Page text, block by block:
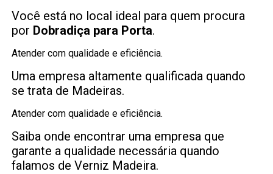
Você está no local ideal para quem procura
por Dobradiça para Porta.
Atender com qualidade e eficiência.
Uma empresa altamente qualificada quando
se trata de Madeiras.
Atender com qualidade e eficiência.
Saiba onde encontrar uma empresa que
garante a qualidade necessária quando
falamos de Verniz Madeira.